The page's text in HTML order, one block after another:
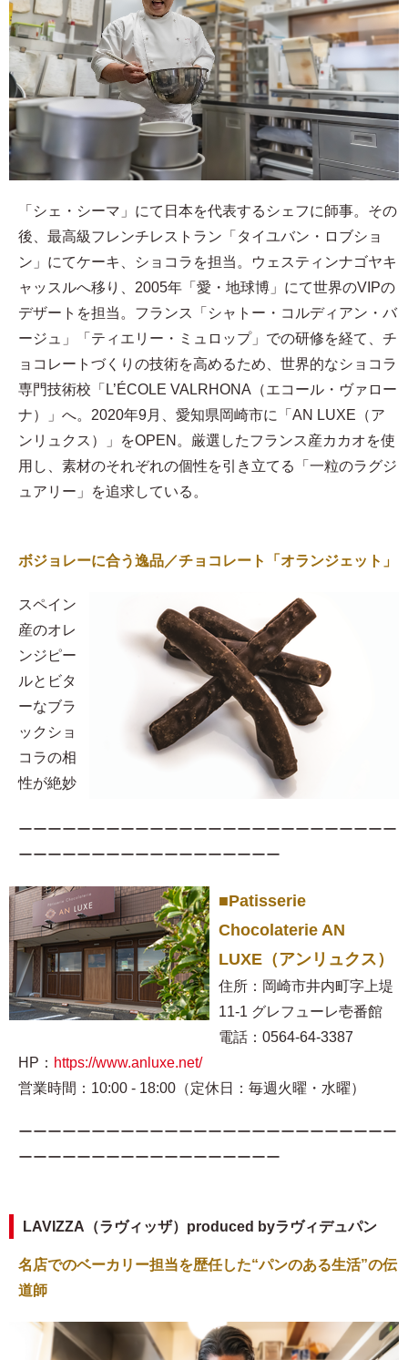
「シェ・シーマ」にて日本を代表するシェフに師事。その
後、最高級フレンチレストラン「タイユバン・ロブショ
ン」にてケーキ、ショコラを担当。ウェスティンナゴヤキ
ャッスルへ移り、2005年「愛・地球博」にて世界のVIPの
デザートを担当。フランス「シャトー・コルディアン・バ
ージュ」「ティエリー・ミュロップ」での研修を経て、チ
ョコレートづくりの技術を高めるため、世界的なショコラ
専門技術校「L’ÉCOLE VALRHONA（エコール・ヴァロー
ナ）」へ。2020年9月、愛知県岡崎市に「AN LUXE（ア
ンリュクス）」をOPEN。厳選したフランス産カカオを使
用し、素材のそれぞれの個性を引き立てる「一粒のラグジ
ュアリー」を追求している。
ボジョレーに合う逸品／チョコレート「オランジェット」
スペイン
産のオレ
ンジピー
ルとビタ
ーなブラ
ックショ
コラの相
性が絶妙
ーーーーーーーーーーーーーーーーーーーーーーーーーー
ーーーーーーーーーーーーーーーーーー
■Patisserie
Chocolaterie AN
LUXE（アンリュクス）
住所：岡崎市井内町字上堤
11-1 グレフューレ壱番館
電話：0564-64-3387
HP： https://www.anluxe.net/
営業時間：10:00 - 18:00（定休日：毎週火曜・水曜）
ーーーーーーーーーーーーーーーーーーーーーーーーーー
ーーーーーーーーーーーーーーーーーー
LAVIZZA（ラヴィッザ）produced byラヴィデュパン
名店でのベーカリー担当を歴任した“パンのある生活”の伝
道師